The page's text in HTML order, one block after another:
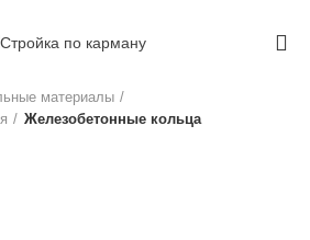
материалы
Железобетонные кольца